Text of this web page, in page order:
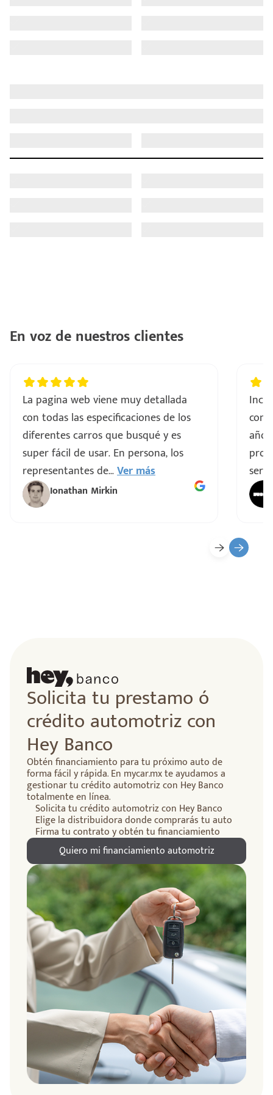
En voz de nuestros clientes
La pagina web viene muy detallada
con todas las especificaciones de los
diferentes carros que busqué y es
super fácil de usar. En persona, los
representantes de...Ver más
Ionathan Mirkin
Solicita tu prestamo ó
crédito automotriz con
Hey Banco
Obtén financiamiento para tu próximo auto de
forma fácil y rápida. En mycar.mx te ayudamos a
gestionar tu crédito automotriz con Hey Banco
totalmente en línea.
Solicita tu crédito automotriz con Hey Banco
Elige la distribuidora donde comprarás tu auto
Firma tu contrato y obtén tu financiamiento
Quiero mi financiamiento automotriz